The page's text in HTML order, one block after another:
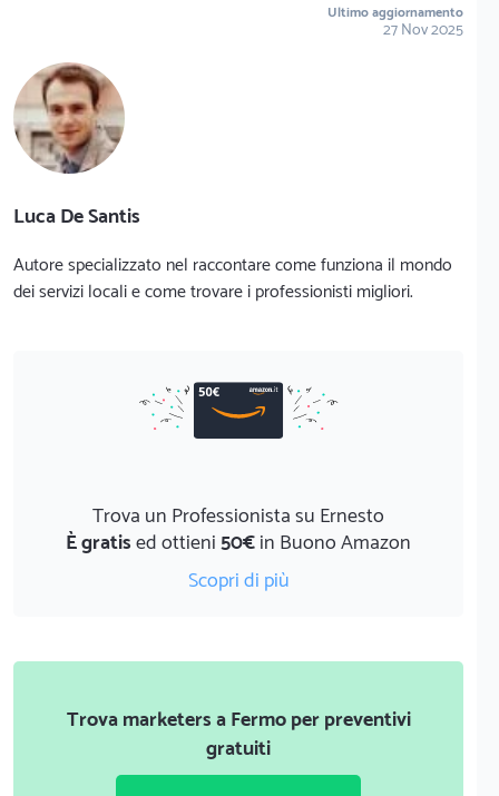
Ultimo aggiornamento
27 Nov 2025
Luca De Santis
Autore specializzato nel raccontare come funziona il mondo
dei servizi locali e come trovare i professionisti migliori.
Trova un Professionista su Ernesto
È gratised ottieni50€in Buono Amazon
Scopri di più
Trova marketers a Fermo per preventivi
gratuiti